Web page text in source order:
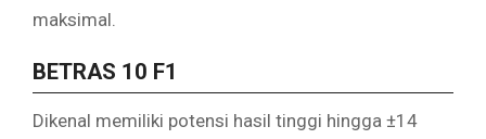
maksimal.
BETRAS 10 F1
Dikenal memiliki potensi hasil tinggi hingga ±14